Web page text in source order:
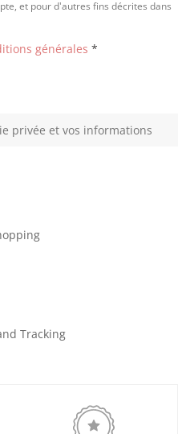
et pour d'autres fins décrites dans
générales *
privée et vos informations
Tracking